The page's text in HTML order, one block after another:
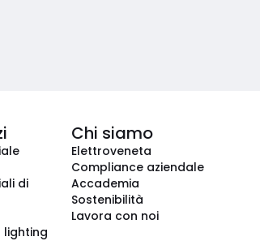
di
lighting
Chi siamo
Elettroveneta
Compliance aziendale
Accademia
Sostenibilità
Lavora con noi